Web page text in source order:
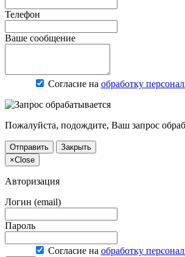
Телефон
Ваше сообщение
Согласие на обработку
Пожалуйста, подождите, Ваш запрос
Отправить
Закрыть
×Close
Авторизация
Логин (email)
Пароль
Согласие на обработку